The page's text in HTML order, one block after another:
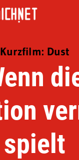
Kurzfilm: Dust
spielt